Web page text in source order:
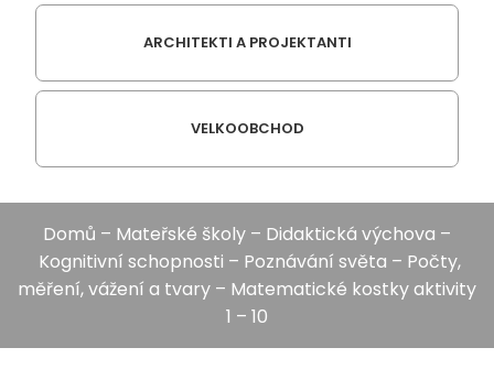
ARCHITEKTI A PROJEKTANTI
VELKOOBCHOD
Domů – Mateřské školy – Didaktická výchova –
Kognitivní schopnosti – Poznávání světa – Počty,
měření, vážení a tvary – Matematické kostky aktivity
1 – 10